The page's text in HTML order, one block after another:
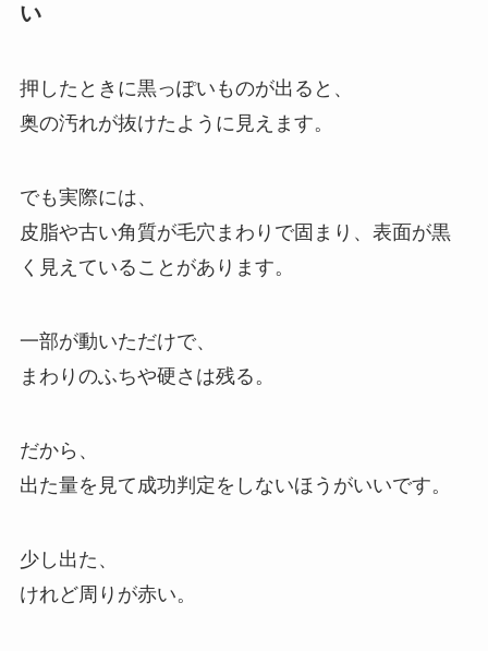
い
押したときに黒っぽいものが出ると、
奥の汚れが抜けたように見えます。
でも実際には、
皮脂や古い角質が毛穴まわりで固まり、表面が黒
く見えていることがあります。
一部が動いただけで、
まわりのふちや硬さは残る。
だから、
出た量を見て成功判定をしないほうがいいです。
少し出た、
けれど周りが赤い。